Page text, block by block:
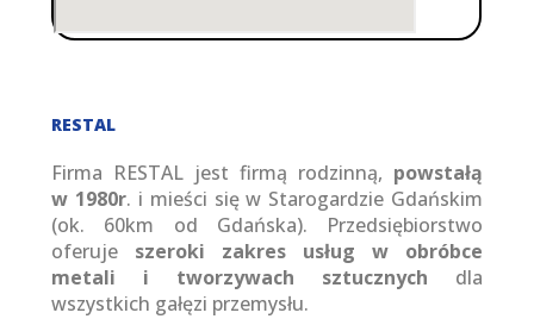
RESTAL
Firma RESTAL jest firmą rodzinną, powstałą
w 1980r. i mieści się w Starogardzie Gdańskim
(ok. 60km od Gdańska). Przedsiębiorstwo
oferuje szeroki zakres usług w obróbce
metali i tworzywach sztucznych dla
wszystkich gałęzi przemysłu.